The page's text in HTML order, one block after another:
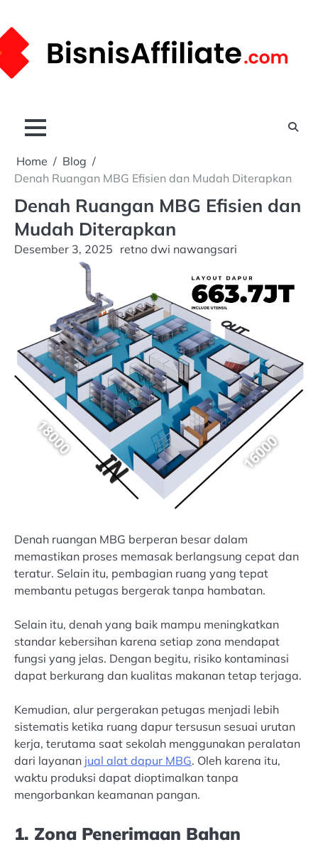
to
content
Home
Blog
Denah Ruangan MBG Efisien dan Mudah Diterapkan
Denah Ruangan MBG Efisien dan
Mudah Diterapkan
Desember 3, 2025 retno dwi nawangsari
Denah ruangan MBG berperan besar dalam
memastikan proses memasak berlangsung cepat dan
teratur. Selain itu, pembagian ruang yang tepat
membantu petugas bergerak tanpa hambatan.
Selain itu, denah yang baik mampu meningkatkan
standar kebersihan karena setiap zona mendapat
fungsi yang jelas. Dengan begitu, risiko kontaminasi
dapat berkurang dan kualitas makanan tetap terjaga.
Kemudian, alur pergerakan petugas menjadi lebih
sistematis ketika ruang dapur tersusun sesuai urutan
kerja, terutama saat sekolah menggunakan peralatan
dari layanan jual alat dapur MBG. Oleh karena itu,
waktu produksi dapat dioptimalkan tanpa
mengorbankan keamanan pangan.
1. Zona Penerimaan Bahan